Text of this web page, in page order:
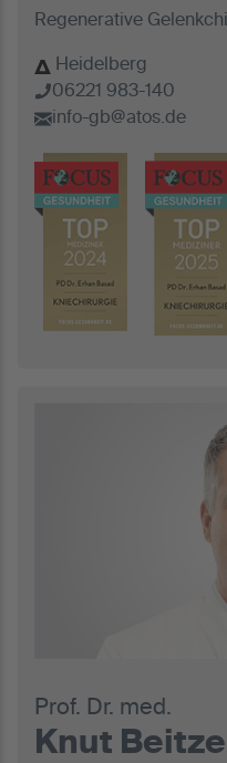
Regenerative
Heidelberg
06221 983-140
info-gb@atos.de
Prof. Dr. med.
Knut